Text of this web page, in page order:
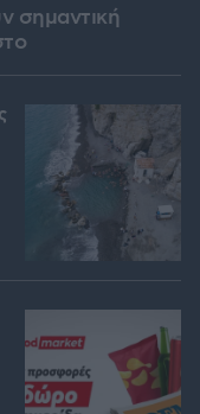
σημαντική